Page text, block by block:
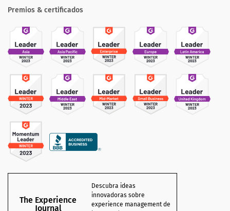
Premios & certificados
The Experience
Journal
Descubra ideas
innovadoras sobre
experience management de